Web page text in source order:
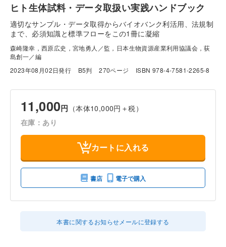
ヒト生体試料・データ取扱い実践ハンドブック
適切なサンプル・データ取得からバイオバンク利活用、法規制
まで、必須知識と標準フローをこの1冊に凝縮
森崎隆幸，西原広史，宮地勇人／監，日本生物資源産業利用協議会，荻
島創一／編
2023年08月02日発行
B5判 270ページ ISBN 978-4-7581-2265-8
11,000円 （本体10,000円＋税）
在庫：あり
カートに入れる
書店 電子で購入
本書に関するお知らせメールに登録する